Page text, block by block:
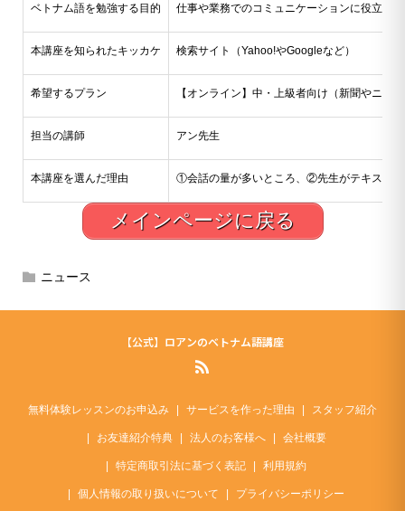
ベトナム語を勉強する目的 仕事や業務でのコミュニケーションに役立て
本講座を知られたキッカケ 検索サイト（Yahoo!やGoogleなど）
希望するプラン 【オンライン】中・上級者向け（新聞やニュ
担当の講師 アン先生
本講座を選んだ理由 ①会話の量が多いところ、②先生がテキスト
メインページに戻る
ニュース
【公式】ロアンのベトナム語講座
無料体験レッスンのお申込み サービスを作った理由 スタッフ紹介
お友達紹介特典 法人のお客様へ 会社概要
特定商取引法に基づく表記 利用規約
個人情報の取り扱いについて プライバシーポリシー